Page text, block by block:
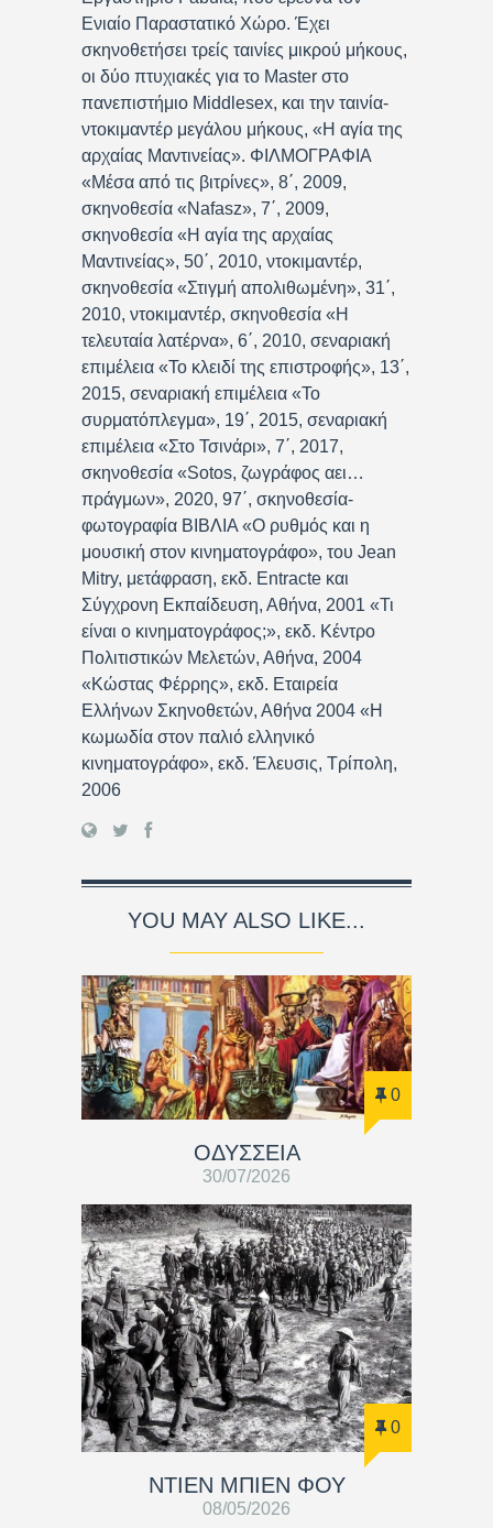
Ενιαίο Παραστατικό Χώρο. Έχει
σκηνοθετήσει τρείς ταινίες μικρού μήκους,
οι δύο πτυχιακές για το Master στο
πανεπιστήμιο Middlesex, και την ταινία-
ντοκιμαντέρ μεγάλου μήκους, «Η αγία της
αρχαίας Μαντινείας». ΦΙΛΜΟΓΡΑΦΙΑ
«Μέσα από τις βιτρίνες», 8΄, 2009,
σκηνοθεσία «Nafasz», 7΄, 2009,
σκηνοθεσία «Η αγία της αρχαίας
Μαντινείας», 50΄, 2010, ντοκιμαντέρ,
σκηνοθεσία «Στιγμή απολιθωμένη», 31΄,
2010, ντοκιμαντέρ, σκηνοθεσία «Η
τελευταία λατέρνα», 6΄, 2010, σεναριακή
επιμέλεια «Το κλειδί της επιστροφής», 13΄,
2015, σεναριακή επιμέλεια «Το
συρματόπλεγμα», 19΄, 2015, σεναριακή
επιμέλεια «Στο Τσινάρι», 7΄, 2017,
σκηνοθεσία «Sotos, ζωγράφος αει…
πράγμων», 2020, 97΄, σκηνοθεσία-
φωτογραφία ΒΙΒΛΙΑ «Ο ρυθμός και η
μουσική στον κινηματογράφο», του Jean
Mitry, μετάφραση, εκδ. Entracte και
Σύγχρονη Εκπαίδευση, Αθήνα, 2001 «Τι
είναι ο κινηματογράφος;», εκδ. Κέντρο
Πολιτιστικών Μελετών, Αθήνα, 2004
«Κώστας Φέρρης», εκδ. Εταιρεία
Ελλήνων Σκηνοθετών, Αθήνα 2004 «Η
κωμωδία στον παλιό ελληνικό
κινηματογράφο», εκδ. Έλευσις, Τρίπολη,
2006
YOU MAY ALSO LIKE...
0
ΟΔΥΣΣΕΙΑ
30/07/2026
0
ΝΤΙΕΝ ΜΠΙΕΝ ΦΟΥ
08/05/2026